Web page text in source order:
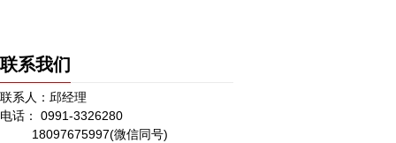
联系我们
联系人：邱经理
电话： 0991-3326280
18097675997(微信同号)